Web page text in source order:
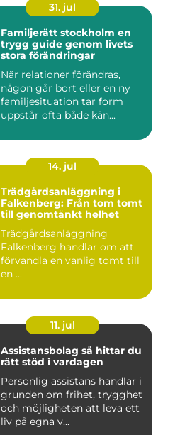
31. jul
Familjerätt stockholm en
trygg guide genom livets
stora förändringar
När relationer förändras,
någon går bort eller en ny
familjesituation tar form
uppstår ofta både kän...
14. jul
Trädgårdsanläggning i
Falkenberg: Från tom tomt
till genomtänkt helhet
Trädgårdsanläggning
Falkenberg handlar om att
förvandla en vanlig tomt till
en ...
11. jul
Assistansbolag så hittar du
rätt stöd i vardagen
Personlig assistans handlar i
grunden om frihet, trygghet
och möjligheten att leva ett
liv på egna v...